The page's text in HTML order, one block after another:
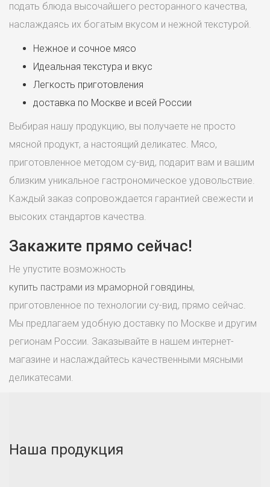
подать блюда высочайшего ресторанного качества,
наслаждаясь их богатым вкусом и нежной текстурой.
Нежное и сочное мясо
Идеальная текстура и вкус
Легкость приготовления
доставка по Москве и всей России
Выбирая нашу продукцию, вы получаете не просто
мясной продукт, а настоящий деликатес. Мясо,
приготовленное методом су-вид, подарит вам и вашим
близким уникальное гастрономическое удовольствие.
Каждый заказ сопровождается гарантией свежести и
высоких стандартов качества.
Закажите прямо сейчас!
Не упустите возможность
купить пастрами из мраморной говядины,
приготовленное по технологии су-вид, прямо сейчас.
Мы предлагаем удобную доставку по Москве и другим
регионам России. Заказывайте в нашем интернет-
магазине и наслаждайтесь качественными мясными
деликатесами.
Наша продукция